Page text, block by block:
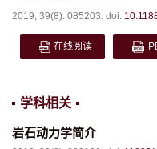
2019, 39(8): 085203. doi:
在线阅读
学科相关
岩石动力学简介